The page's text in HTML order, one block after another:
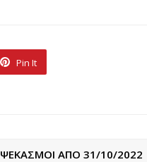
Pin It
ΨΕΚΑΣΜΟΙ ΑΠΟ 31/10/2022